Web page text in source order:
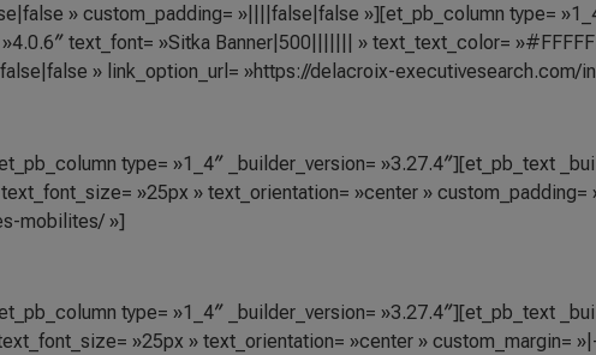
» custom_padding= »||||false|false »][et_pb_column type=
text_font= »Sitka Banner|500||||||| » text_text_color=
» link_option_url= »https://delacroix-executivesearch.com/
type= »1_4″ _builder_version= »3.27.4″][et_pb_text
»25px » text_orientation= »center »
mobilites/ »]
type= »1_4″ _builder_version= »3.27.4″][et_pb_text
»25px » text_orientation= »center » custom_margin=